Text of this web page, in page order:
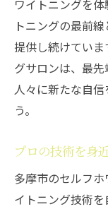
ワイトニングを
トニングの最前
提供し続けてい
グサロンは、最
人々に新たな自
う。
プロの技術を身
多摩市のセルフ
イトニング技術